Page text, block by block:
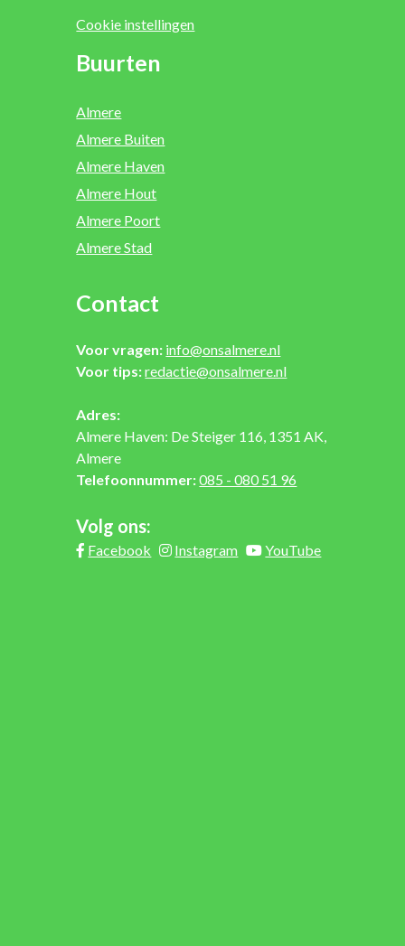
Cookie instellingen
Buurten
Almere
Almere Buiten
Almere Haven
Almere Hout
Almere Poort
Almere Stad
Contact
Voor vragen: info@onsalmere.nl
Voor tips:redactie@onsalmere.nl
Adres:
Almere Haven: De Steiger 116, 1351 AK,
Almere
Telefoonnummer:085 - 080 51 96
Volg ons:
Facebook Instagram YouTube